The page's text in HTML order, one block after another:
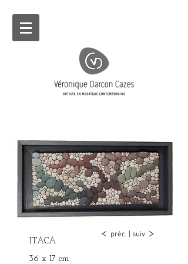
ITACA
36 x 17 cm
< préc. suiv. >